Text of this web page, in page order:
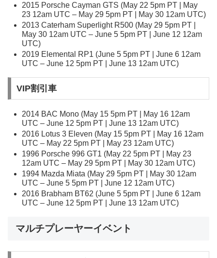
2015 Porsche Cayman GTS (May 22 5pm PT | May
23 12am UTC – May 29 5pm PT | May 30 12am UTC)
2013 Caterham Superlight R500 (May 29 5pm PT |
May 30 12am UTC – June 5 5pm PT | June 12 12am
UTC)
2019 Elemental RP1 (June 5 5pm PT | June 6 12am
UTC – June 12 5pm PT | June 13 12am UTC)
VIP割引車
2014 BAC Mono (May 15 5pm PT | May 16 12am
UTC – June 12 5pm PT | June 13 12am UTC)
2016 Lotus 3 Eleven (May 15 5pm PT | May 16 12am
UTC – May 22 5pm PT | May 23 12am UTC)
1996 Porsche 996 GT1 (May 22 5pm PT | May 23
12am UTC – May 29 5pm PT | May 30 12am UTC)
1994 Mazda Miata (May 29 5pm PT | May 30 12am
UTC – June 5 5pm PT | June 12 12am UTC)
2016 Brabham BT62 (June 5 5pm PT | June 6 12am
UTC – June 12 5pm PT | June 13 12am UTC)
マルチプレーヤーイベント